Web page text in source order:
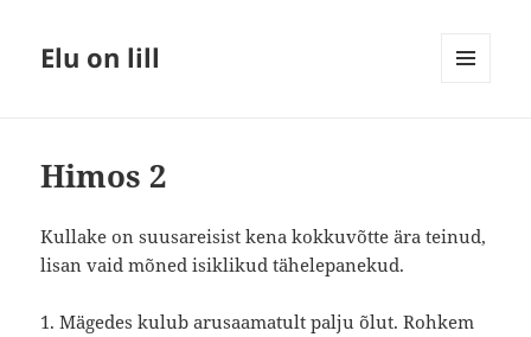
Elu on lill
Himos 2
Kullake on suusareisist kena kokkuvõtte ära teinud,
lisan vaid mõned isiklikud tähelepanekud.
1. Mägedes kulub arusaamatult palju õlut. Rohkem